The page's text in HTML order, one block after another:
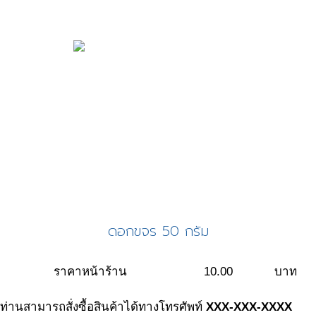
ดอกขจร 50 กรัม
ราคาหน้าร้าน 10.00 บาท
ท่านสามารถสั่งซื้อสินค้าได้ทางโทรศัพท์ XXX-XXX-XXXX